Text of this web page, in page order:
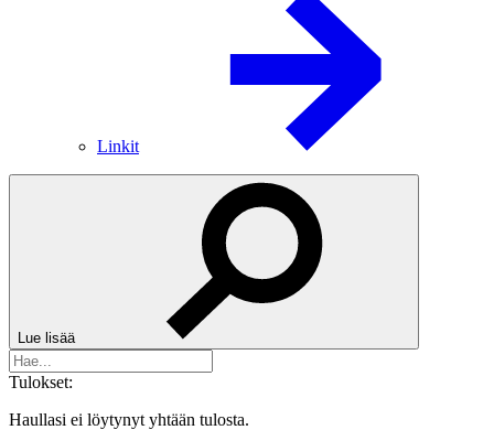
Linkit
Lue lisää
Tulokset:
Haullasi ei löytynyt yhtään tulosta.